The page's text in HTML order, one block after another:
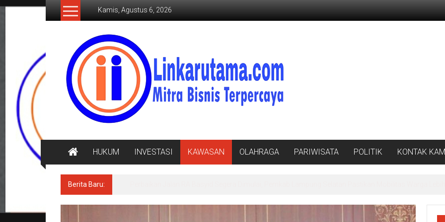
Lompat
Kamis, Agustus 6, 2026
LINKARUTAMA.COM
Mitra
Bisnis
Terpercaya
HUKUM INVESTASI KAWASAN OLAHRAGA PARIWISATA POLITIK KONTAK
Berita Baru: